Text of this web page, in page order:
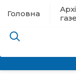
Головна